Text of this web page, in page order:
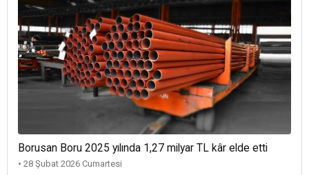
Borusan Boru 2025 yılında 1,27 milyar TL kâr elde etti
• 28 Şubat 2026 Cumartesi